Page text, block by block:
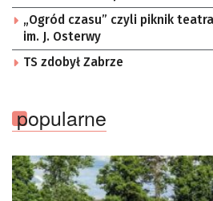
„Ogród czasu” czyli piknik
im. J. Osterwy
TS zdobył Zabrze
popularne